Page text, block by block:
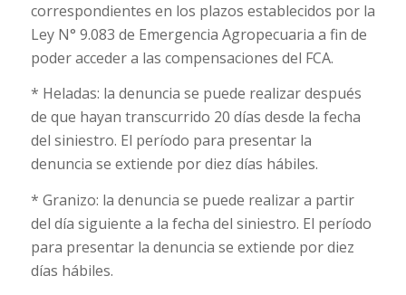
correspondientes en los plazos establecidos por la
Ley N° 9.083 de Emergencia Agropecuaria a fin de
poder acceder a las compensaciones del FCA.
* Heladas: la denuncia se puede realizar después
de que hayan transcurrido 20 días desde la fecha
del siniestro. El período para presentar la
denuncia se extiende por diez días hábiles.
* Granizo: la denuncia se puede realizar a partir
del día siguiente a la fecha del siniestro. El período
para presentar la denuncia se extiende por diez
días hábiles.